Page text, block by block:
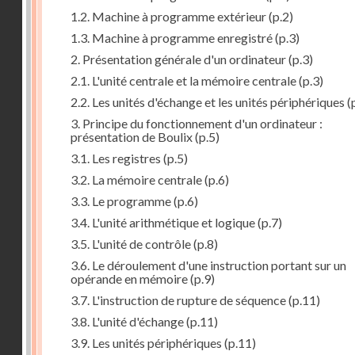
1.2. Machine à programme extérieur(p.2)
1.3. Machine à programme enregistré(p.3)
2. Présentation générale d'un ordinateur(p.3)
2.1. L'unité centrale et la mémoire centrale(p.3)
2.2. Les unités d'échange et les unités périphériques
3. Principe du fonctionnement d'un ordinateur :
présentation de Boulix(p.5)
3.1. Les registres (p.5)
3.2. La mémoire centrale(p.6)
3.3. Le programme(p.6)
3.4. L'unité arithmétique et logique(p.7)
3.5. L'unité de contrôle(p.8)
3.6. Le déroulement d'une instruction portant sur un
opérande en mémoire(p.9)
3.7. L'instruction de rupture de séquence(p.11)
3.8. L'unité d'échange(p.11)
3.9. Les unités périphériques (p.11)